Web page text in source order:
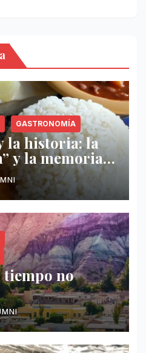
GASTRONOMÍA
la historia: la
y la memoria
Rico
tiempo no